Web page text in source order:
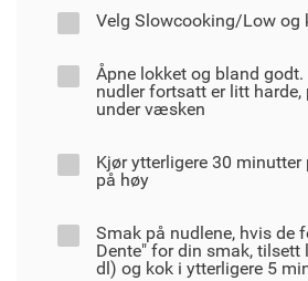
Velg Slowcooking/Low og
Åpne lokket og bland godt.
nudler fortsatt er litt harde,
under væsken
Kjør ytterligere 30 minutter
på høy
Smak på nudlene, hvis de
Dente" for din smak, tilsett
dl) og kok i ytterligere 5